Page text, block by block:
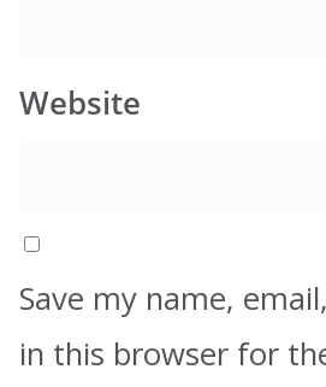
Website
Save my name,
in this browser for